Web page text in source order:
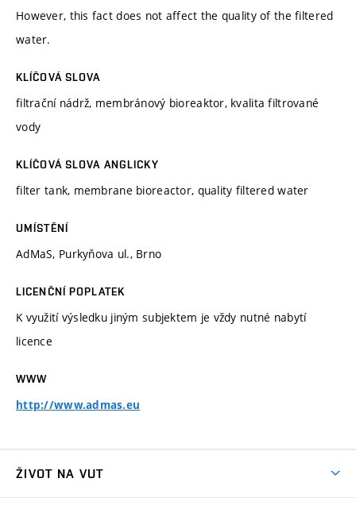
However, this fact does not affect the quality of the filtered
water.
KLÍČOVÁ SLOVA
filtrační nádrž, membránový bioreaktor, kvalita filtrované
vody
KLÍČOVÁ SLOVA ANGLICKY
filter tank, membrane bioreactor, quality filtered water
UMÍSTĚNÍ
AdMaS, Purkyňova ul., Brno
LICENČNÍ POPLATEK
K využití výsledku jiným subjektem je vždy nutné nabytí
licence
WWW
http://www.admas.eu
ŽIVOT NA VUT